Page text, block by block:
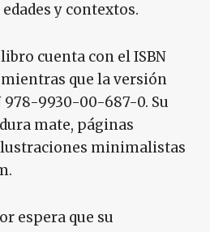
y contextos.
cuenta con el ISBN
que la versión
978-9930-00-687-0. Su
mate, páginas
minimalistas
espera que su